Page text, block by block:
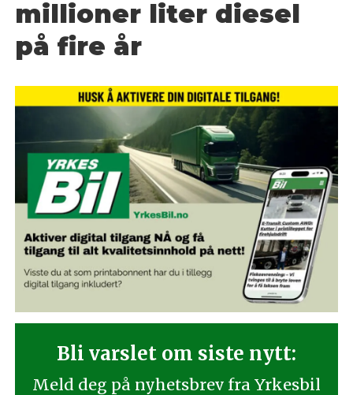
millioner liter diesel
på fire år
Bli varslet om siste nytt:
Meld deg på nyhetsbrev fra Yrkesbil